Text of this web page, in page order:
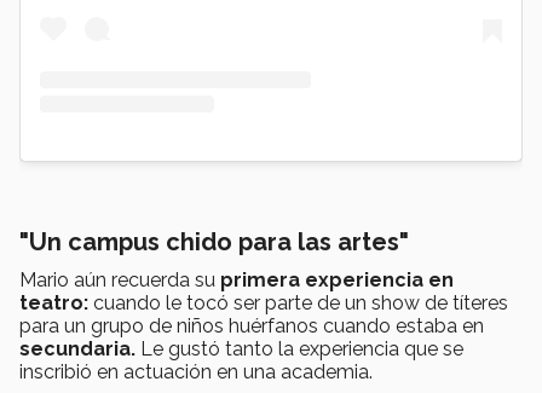
"Un campus chido para las artes"
Mario aún recuerda su primera experiencia en
teatro: cuando le tocó ser parte de un show de títeres
para un grupo de niños huérfanos cuando estaba en
secundaria. Le gustó tanto la experiencia que se
inscribió en actuación en una academia.